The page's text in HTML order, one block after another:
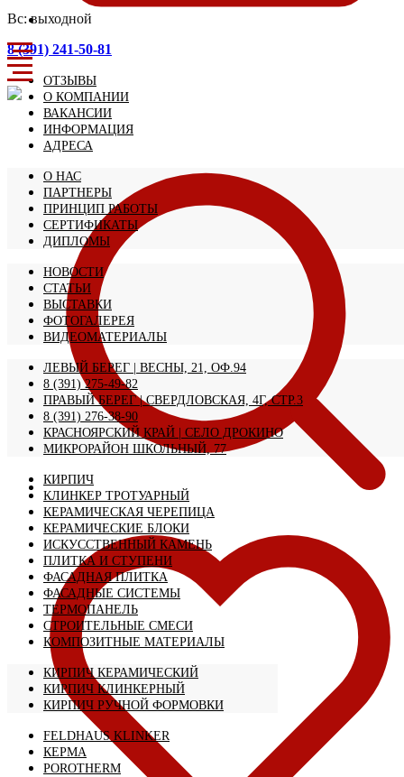
Вс: выходной
8 (391) 241-50-81
ОТЗЫВЫ
О КОМПАНИИ
ВАКАНСИИ
ИНФОРМАЦИЯ
АДРЕСА
О НАС
ПАРТНЕРЫ
ПРИНЦИП РАБОТЫ
СЕРТИФИКАТЫ
ДИПЛОМЫ
НОВОСТИ
СТАТЬИ
ВЫСТАВКИ
ФОТОГАЛЕРЕЯ
ВИДЕОМАТЕРИАЛЫ
ЛЕВЫЙ БЕРЕГ | ВЕСНЫ, 21, ОФ.94
8 (391) 275-49-82
ПРАВЫЙ БЕРЕГ | СВЕРДЛОВСКАЯ, 4Г, СТР.3
8 (391) 276-38-90
КРАСНОЯРСКИЙ КРАЙ | CЕЛО ДРОКИНО
МИКРОРАЙОН ШКОЛЬНЫЙ, 77
КИРПИЧ
КЛИНКЕР ТРОТУАРНЫЙ
КЕРАМИЧЕСКАЯ ЧЕРЕПИЦА
КЕРАМИЧЕСКИЕ БЛОКИ
ИСКУССТВЕННЫЙ КАМЕНЬ
ПЛИТКА И СТУПЕНИ
ФАСАДНАЯ ПЛИТКА
ФАСАДНЫЕ СИСТЕМЫ
ТЕРМОПАНЕЛЬ
СТРОИТЕЛЬНЫЕ СМЕСИ
КОМПОЗИТНЫЕ МАТЕРИАЛЫ
КИРПИЧ КЕРАМИЧЕСКИЙ
КИРПИЧ КЛИНКЕРНЫЙ
КИРПИЧ РУЧНОЙ ФОРМОВКИ
FELDHAUS KLINKER
КЕРМА
POROTHERM